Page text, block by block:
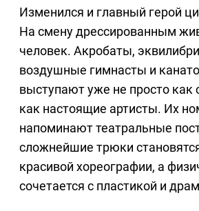
Изменился и главный герой
На смену дрессированным
человек. Акробаты,
воздушные гимнасты и
выступают уже не просто как
как настоящие артисты. Их
напоминают театральные
сложнейшие трюки
красивой хореографии, а
сочетается с пластикой и